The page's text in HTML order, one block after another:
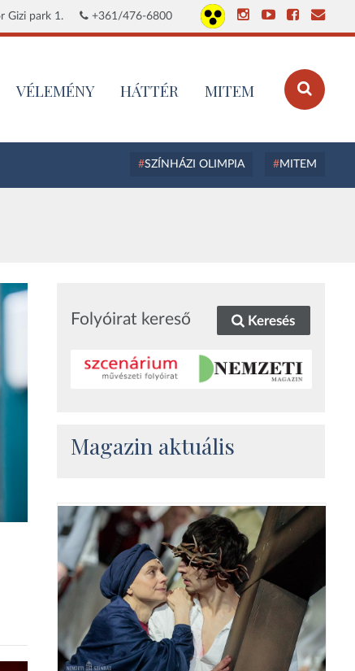
Gizi park 1. +361/476-6800
VÉLEMÉNY HÁTTÉR MITEM
SZÍNHÁZI OLIMPIA MITEM
Folyóirat kereső Keresés
Magazin aktuális